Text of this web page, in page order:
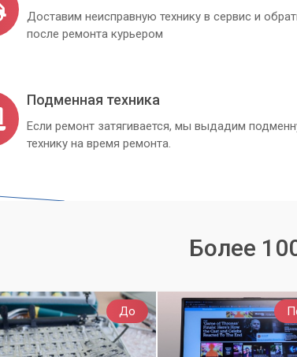
Доставим неисправную технику в сервис и
после ремонта курьером
Подменная техника
Если ремонт затягивается, мы выдадим
технику на время ремонта.
Более
До